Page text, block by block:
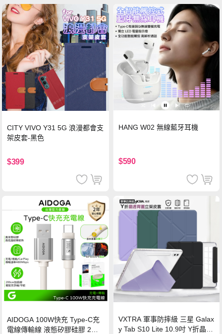
CITY VIVO Y31 5G 浪漫都會支
架皮套-黑色
$399
HANG W02 無線藍牙耳機
$590
AIDOGA 100W快充 Type-C充
電線傳輸線 液態矽膠硅膠 2M
VXTRA 軍事防摔級 三星 Galax
y Tab S10 Lite 10.9吋 Y折晶透